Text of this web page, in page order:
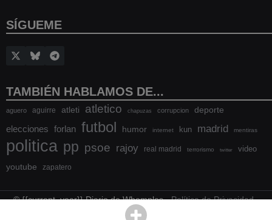
SÍGUEME
TAMBIÉN HABLAMOS DE...
aguero aguirre atleti atletico chapuzas corrupcion deporte
elecciones forlan futbol humor internet kun madrid mentiras
politica pp psoe rajoy real madrid terrorismo twitter video
youtube zapatero
© {{current_year}} Diario de Whomples -Política de Privacidad-
Política de cookies